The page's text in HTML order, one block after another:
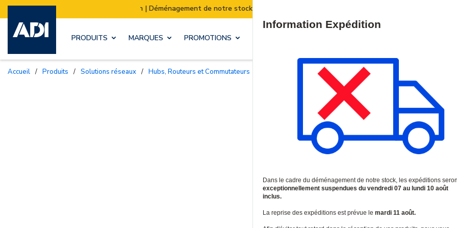
| Déménagement de notre stock : Les expéditions seront suspendues du 07 au 10 août inclus.
PRODUITS MARQUES PROMOTIONS
Accueil / Produits / Solutions réseaux / Hubs, Routeurs et Commutateurs